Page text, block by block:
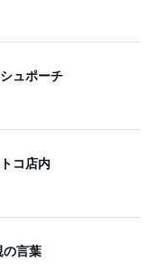
ュポーチ
コ店内
の言葉